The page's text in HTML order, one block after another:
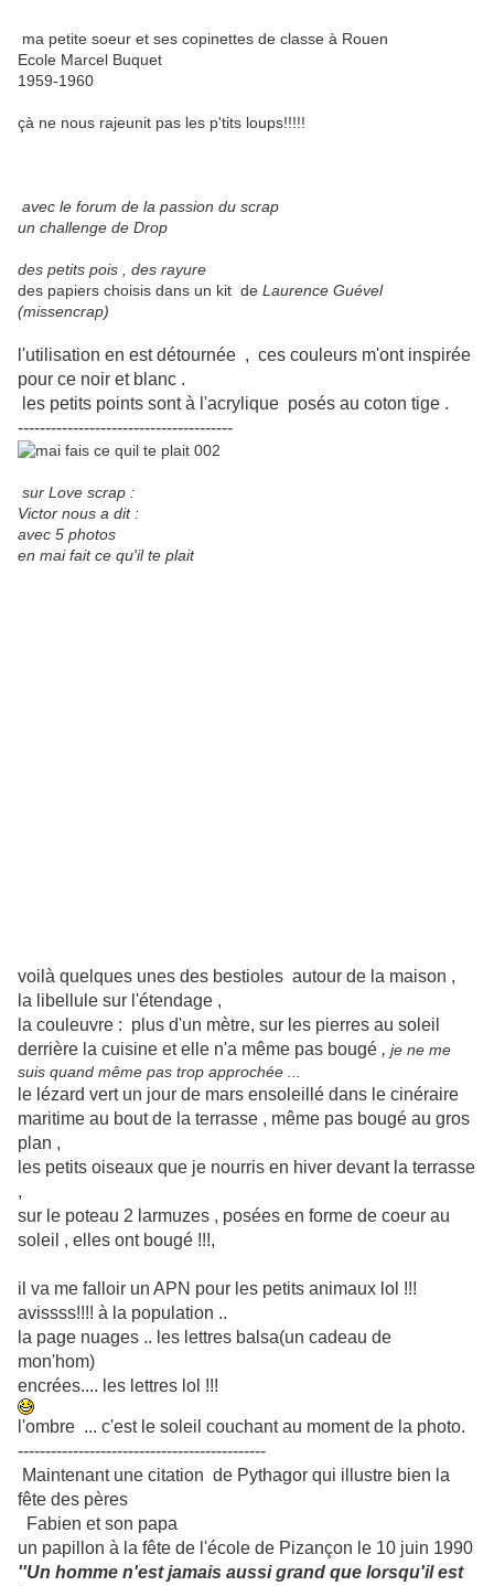
ma petite soeur et ses copinettes de classe à Rouen
Ecole Marcel Buquet
1959-1960
çà ne nous rajeunit pas les p'tits loups!!!!!
avec le forum de la passion du scrap
un challenge de Drop
des petits pois , des rayure
des papiers choisis dans un kit de Laurence Guével
(missencrap)
l'utilisation en est détournée , ces couleurs m'ont inspirée
pour ce noir et blanc .
les petits points sont à l'acrylique posés au coton tige .
---------------------------------------
sur Love scrap :
Victor nous a dit :
avec 5 photos
en mai fait ce qu'il te plait
voilà quelques unes des bestioles autour de la maison ,
la libellule sur l'étendage ,
la couleuvre : plus d'un mètre, sur les pierres au soleil
derrière la cuisine et elle n'a même pas bougé , je ne me
suis quand même pas trop approchée ...
le lézard vert un jour de mars ensoleillé dans le cinéraire
maritime au bout de la terrasse , même pas bougé au gros
plan ,
les petits oiseaux que je nourris en hiver devant la terrasse
,
sur le poteau 2 larmuzes , posées en forme de coeur au
soleil , elles ont bougé !!!,
il va me falloir un APN pour les petits animaux lol !!!
avissss!!!! à la population ..
la page nuages .. les lettres balsa(un cadeau de
mon'hom)
encrées.... les lettres lol !!!
l'ombre ... c'est le soleil couchant au moment de la photo.
---------------------------------------------
Maintenant une citation de Pythagor qui illustre bien la
fête des pères
Fabien et son papa
un papillon à la fête de l'école de Pizançon le 10 juin 1990
''Un homme n'est jamais aussi grand que lorsqu'il est